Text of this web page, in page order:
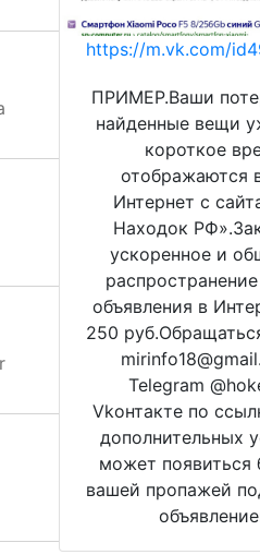
https://m.vk.com/
ПРИМЕР.Ваши
найденные вещи
короткое
отображаются
Интернет с
Находок
ускоренное и
объявления в
250
Telegram
Vkонтакте по
дополнительных
может появиться
вашей пропажей